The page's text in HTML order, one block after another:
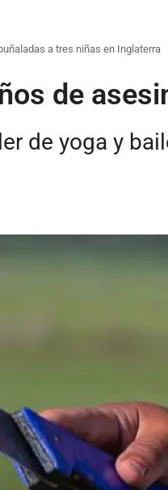
a tres niñas en Inglaterra
de
de yoga y